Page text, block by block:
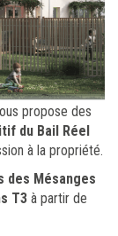
propose des
du Bail Réel
à la propriété.
des Mésanges
T3 à partir de